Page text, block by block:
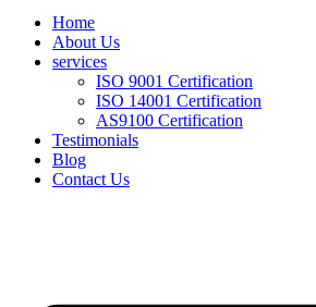
Home
About Us
services
ISO 9001 Certification
ISO 14001 Certification
AS9100 Certification
Testimonials
Blog
Contact Us